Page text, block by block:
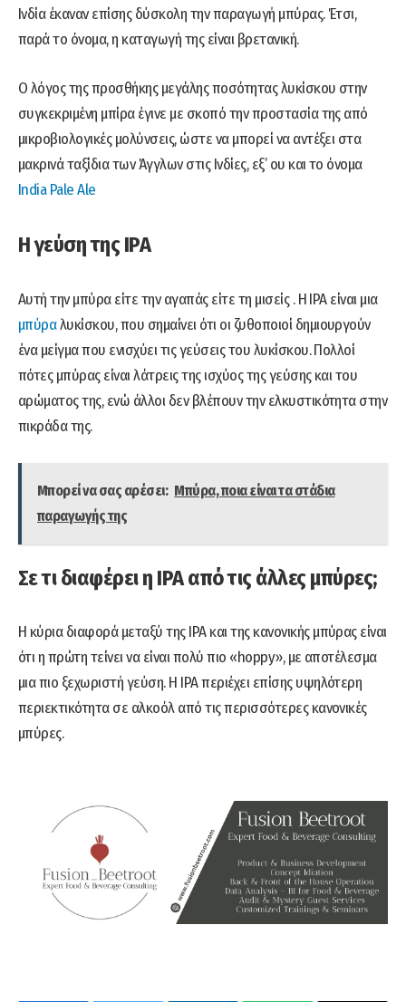
Ινδία έκαναν επίσης δύσκολη την παραγωγή μπύρας. Έτσι,
παρά το όνομα, η καταγωγή της είναι βρετανική.
Ο λόγος της προσθήκης μεγάλης ποσότητας λυκίσκου στην
συγκεκριμένη μπίρα έγινε με σκοπό την προστασία της από
μικροβιολογικές μολύνσεις, ώστε να μπορεί να αντέξει στα
μακρινά ταξίδια των Άγγλων στις Ινδίες, εξ’ ου και το όνομα
India Pale Ale
Η γεύση της IPA
Αυτή την μπύρα είτε την αγαπάς είτε τη μισείς . Η IPA είναι μια
μπύραλυκίσκου, που σημαίνει ότι οι ζυθοποιοί δημιουργούν
ένα μείγμα που ενισχύει τις γεύσεις του λυκίσκου. Πολλοί
πότες μπύρας είναι λάτρεις της ισχύος της γεύσης και του
αρώματος της, ενώ άλλοι δεν βλέπουν την ελκυστικότητα στην
πικράδα της.
Μπορεί να σας αρέσει: Μπύρα, ποια είναι τα στάδια
παραγωγής της
Σε τι διαφέρει η IPA από τις άλλες μπύρες;
Η κύρια διαφορά μεταξύ της IPA και της κανονικής μπύρας είναι
ότι η πρώτη τείνει να είναι πολύ πιο «hoppy», με αποτέλεσμα
μια πιο ξεχωριστή γεύση. Η IPA περιέχει επίσης υψηλότερη
περιεκτικότητα σε αλκοόλ από τις περισσότερες κανονικές
μπύρες.